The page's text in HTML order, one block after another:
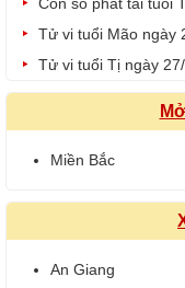
Tử vi tuổi Mão ngày
Tử vi tuổi Tị ngày
Miền Bắc
An Giang